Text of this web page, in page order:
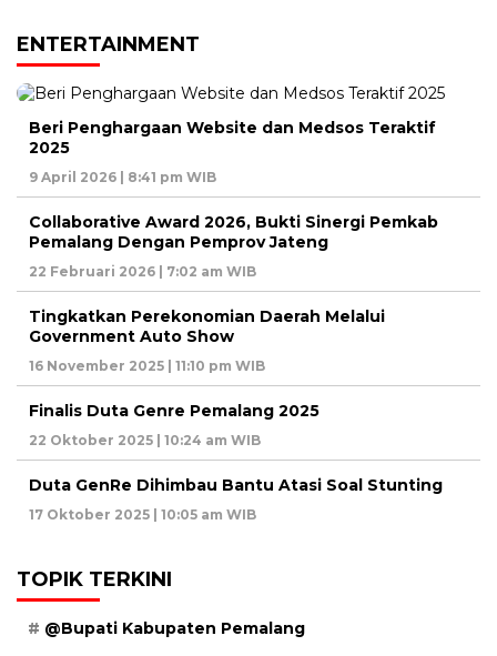
ENTERTAINMENT
Beri Penghargaan Website dan Medsos Teraktif
2025
9 April 2026 | 8:41 pm WIB
Collaborative Award 2026, Bukti Sinergi Pemkab
Pemalang Dengan Pemprov Jateng
22 Februari 2026 | 7:02 am WIB
Tingkatkan Perekonomian Daerah Melalui
Government Auto Show
16 November 2025 | 11:10 pm WIB
Finalis Duta Genre Pemalang 2025
22 Oktober 2025 | 10:24 am WIB
Duta GenRe Dihimbau Bantu Atasi Soal Stunting
17 Oktober 2025 | 10:05 am WIB
TOPIK TERKINI
@Bupati Kabupaten Pemalang